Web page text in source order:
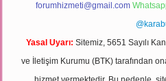
forumhizmeti@gmail.com
Yasal Uyarı: Sitemiz, 5651 Sayılı
ve İletişim Kurumu (BTK) tarafından